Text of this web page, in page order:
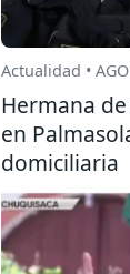
Actualidad •
Hermana
en
domiciliaria